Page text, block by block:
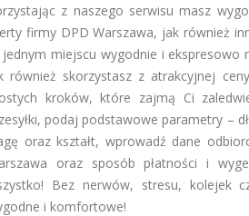
z naszego serwisu masz
firmy DPD Warszawa, jak również
miejscu wygodnie i ekspresowo
również skorzystasz z atrakcyjnej
kroków, które zajmą Ci
podaj podstawowe parametry –
oraz kształt, wprowadź dane
oraz sposób płatności i
Bez nerwów, stresu, kolejek
i komfortowe!